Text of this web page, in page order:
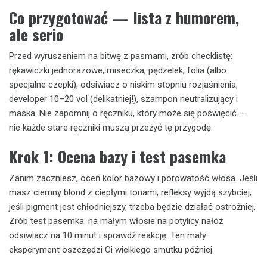
Co przygotować — lista z humorem,
ale serio
Przed wyruszeniem na bitwę z pasmami, zrób checklistę:
rękawiczki jednorazowe, miseczka, pędzelek, folia (albo
specjalne czepki), odsiwiacz o niskim stopniu rozjaśnienia,
developer 10–20 vol (delikatniej!), szampon neutralizujący i
maska. Nie zapomnij o ręczniku, który może się poświęcić —
nie każde stare ręczniki muszą przeżyć tę przygodę.
Krok 1: Ocena bazy i test pasemka
Zanim zaczniesz, oceń kolor bazowy i porowatość włosa. Jeśli
masz ciemny blond z ciepłymi tonami, refleksy wyjdą szybciej;
jeśli pigment jest chłodniejszy, trzeba będzie działać ostrożniej.
Zrób test pasemka: na małym włosie na potylicy nałóż
odsiwiacz na 10 minut i sprawdź reakcję. Ten mały
eksperyment oszczędzi Ci wielkiego smutku później.